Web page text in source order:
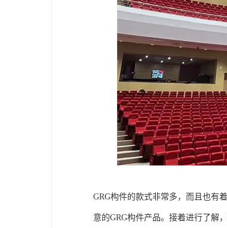
GRG构件的款式非常多，而且也有
意的GRG构件产品。接着进行了解